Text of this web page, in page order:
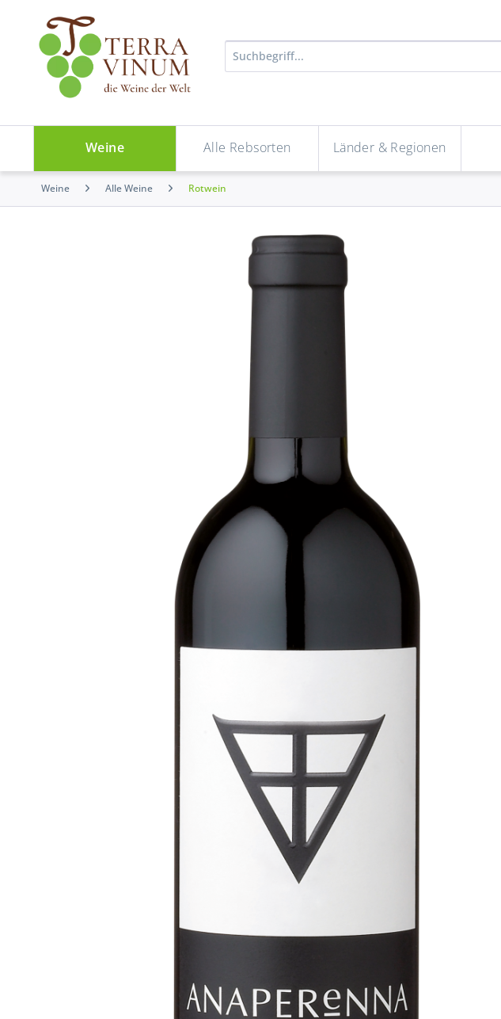
Weine Alle Rebsorten Länder & Regionen
Weine Alle Weine Rotwein